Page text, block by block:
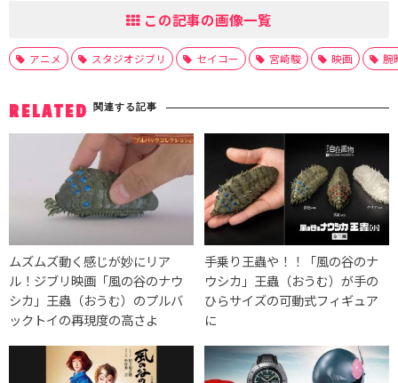
この記事の画像一覧
アニメ スタジオジブリ セイコー 宮崎駿 映画 腕
RELATED 関連する記事
ムズムズ動く感じが妙にリア
ル！ジブリ映画「風の谷のナウ
シカ」王蟲（おうむ）のプルバ
ックトイの再現度の高さよ
手乗り王蟲や！！「風の谷のナ
ウシカ」王蟲（おうむ）が手の
ひらサイズの可動式フィギュア
に